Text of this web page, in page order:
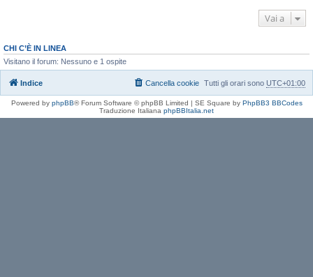
Vai a
CHI C’È IN LINEA
Visitano il forum: Nessuno e 1 ospite
Indice Tutti gli orari sono UTC+01:00
Cancella cookie
Powered by phpBB® Forum Software © phpBB Limited | SE Square by PhpBB3 BBCodes
Traduzione Italiana phpBBItalia.net